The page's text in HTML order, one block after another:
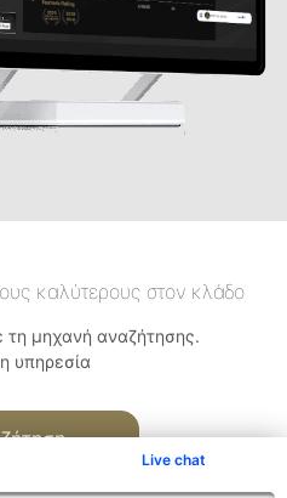
Live chat
καλύτερους στον κλάδο
τη μηχανή αναζήτησης.
υπηρεσία